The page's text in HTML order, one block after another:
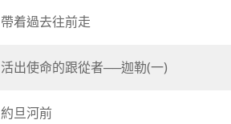
帶着過去往前走
活出使命的跟從者──迦勒(一)
約旦河前